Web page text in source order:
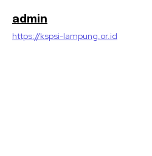
admin
https://kspsi-lampung.or.id